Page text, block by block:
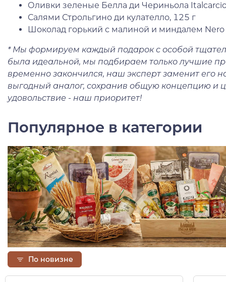
Оливки зеленые Белла ди Чериньола
Салями Строльгино ди кулателло, 125 г
Шоколад горький с малиной и миндалем Nero
* Мы формируем каждый подарок с особой
была идеальной, мы подбираем только лучшие
временно закончился, наш эксперт заменит его
выгодный аналог, сохранив общую концепцию и
удовольствие - наш приоритет!
Популярное в категории
По новизне